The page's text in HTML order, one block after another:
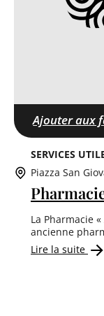
Ajouter aux
SERVICES
Piazza San
La Pharmacie
ancienne
Lire la suite